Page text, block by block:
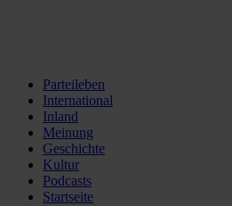
Parteileben
International
Inland
Meinung
Geschichte
Kultur
Podcasts
Startseite